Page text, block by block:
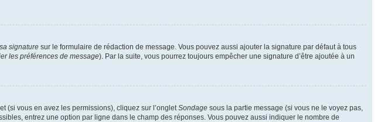
signature sur le formulaire de rédaction de message. Vous pouvez aussi ajouter la signature par défaut à tous
les préférences de message). Par la suite, vous pourrez toujours empêcher une signature d’être ajoutée à un
(si vous en avez les permissions), cliquez sur l’ongletSondage sous la partie message (si vous ne le voyez pas,
entrez une option par ligne dans le champ des réponses. Vous pouvez aussi indiquer le nombre de